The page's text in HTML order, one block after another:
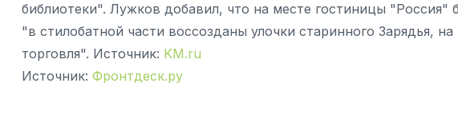
библиотеки". Лужков добавил, что на месте гостиницы "Россия"
"в стилобатной части воссозданы улочки старинного Зарядья,
торговля". Источник: KM.ru
Источник: Фронтдеск.ру